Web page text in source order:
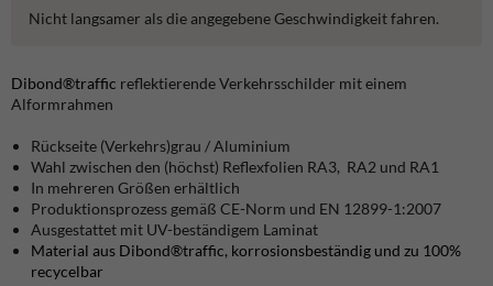
Nicht langsamer als die angegebene Geschwindigkeit fahren.
Dibond®traffic reflektierende Verkehrsschilder mit einem
Alformrahmen
Rückseite (Verkehrs)grau / Aluminium
Wahl zwischen den (höchst) Reflexfolien RA3, RA2 und RA1
In mehreren Größen erhältlich
Produktionsprozess gemäß CE-Norm und EN 12899-1:2007
Ausgestattet mit UV-beständigem Laminat
Material aus Dibond®traffic, korrosionsbeständig und zu 100%
recycelbar